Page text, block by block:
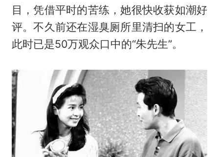
目，凭借平时的苦练，她很快收获如潮好
评。不久前还在湿臭厕所里清扫的女工，
此时已是50万观众口中的“朱先生”。